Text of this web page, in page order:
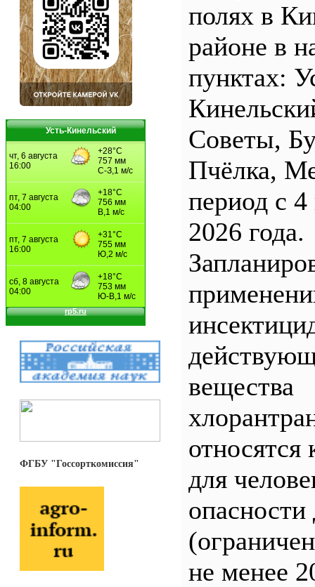
Усть-Кинельский
ФГБУ "Госсорткомиссия"
полях в
районе в
пунктах:
Советы,
Пчёлка,
период с 4
2026 года.
вещества
относятся
для
опасности
не менее